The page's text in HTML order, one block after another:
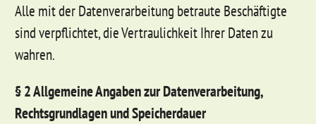
Alle mit der Datenverarbeitung betraute Beschäftigte
sind verpflichtet, die Vertraulichkeit Ihrer Daten zu
wahren.
§ 2 Allgemeine Angaben zur Datenverarbeitung,
Rechtsgrundlagen und Speicherdauer